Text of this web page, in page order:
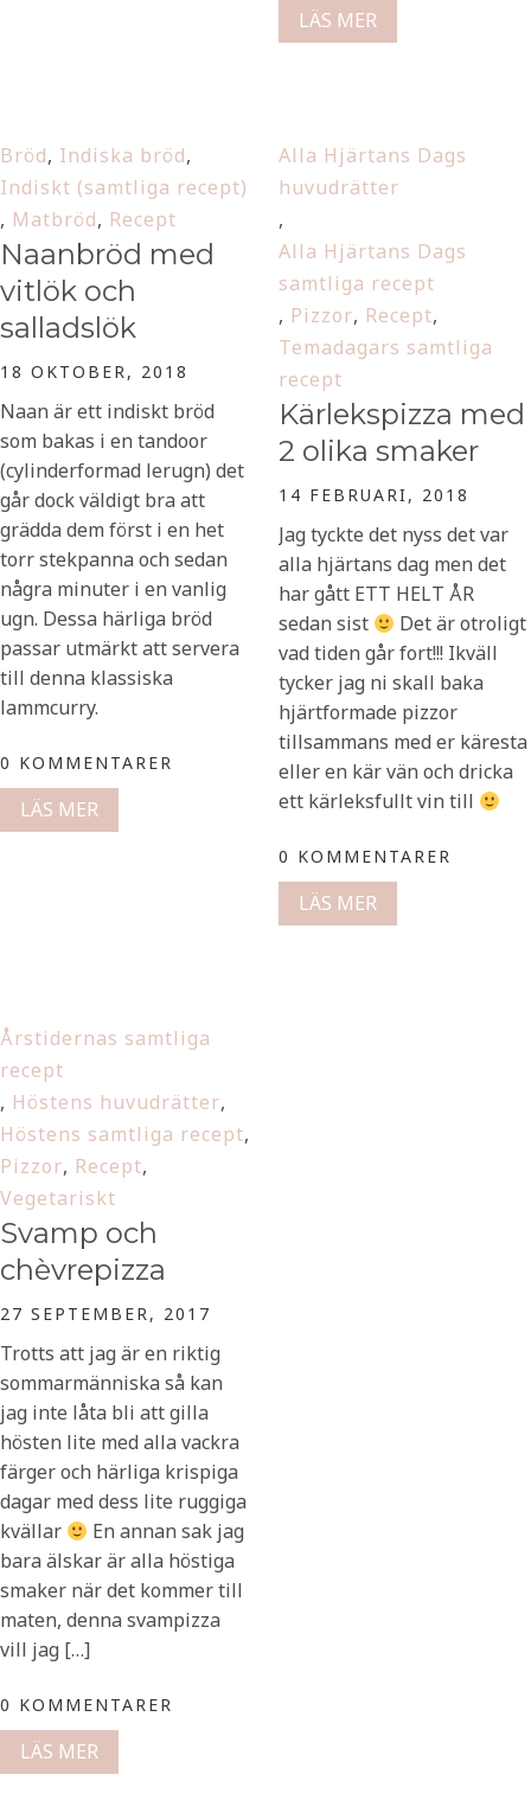
LÄS MER
Bröd, Indiska bröd,
Indiskt (samtliga recept)
, Matbröd, Recept
Naanbröd med
vitlök och
salladslök
18 OKTOBER, 2018
Naan är ett indiskt bröd
som bakas i en tandoor
(cylinderformad lerugn) det
går dock väldigt bra att
grädda dem först i en het
torr stekpanna och sedan
några minuter i en vanlig
ugn. Dessa härliga bröd
passar utmärkt att servera
till denna klassiska
lammcurry.
0 KOMMENTARER
LÄS MER
Alla Hjärtans Dags
huvudrätter
,
Alla Hjärtans Dags
samtliga recept
, Pizzor, Recept,
Temadagars samtliga
recept
Kärlekspizza med
2 olika smaker
14 FEBRUARI, 2018
Jag tyckte det nyss det var
alla hjärtans dag men det
har gått ETT HELT ÅR
sedan sist
Det är otroligt
vad tiden går fort!!! Ikväll
tycker jag ni skall baka
hjärtformade pizzor
tillsammans med er käresta
eller en kär vän och dricka
ett kärleksfullt vin till
0 KOMMENTARER
LÄS MER
Årstidernas samtliga
recept
, Höstens huvudrätter,
Höstens samtliga recept,
Pizzor, Recept,
Vegetariskt
Svamp och
chèvrepizza
27 SEPTEMBER, 2017
Trotts att jag är en riktig
sommarmänniska så kan
jag inte låta bli att gilla
hösten lite med alla vackra
färger och härliga krispiga
dagar med dess lite ruggiga
kvällar
En annan sak jag
bara älskar är alla höstiga
smaker när det kommer till
maten, denna svampizza
vill jag […]
0 KOMMENTARER
LÄS MER